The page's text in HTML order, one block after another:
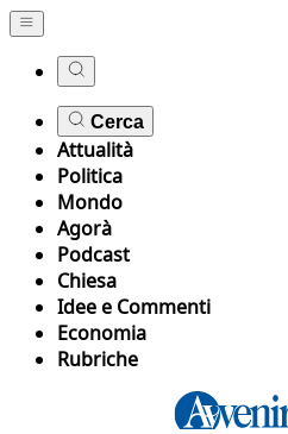
Cerca
Attualità
Politica
Mondo
Agorà
Podcast
Chiesa
Idee e Commenti
Economia
Rubriche